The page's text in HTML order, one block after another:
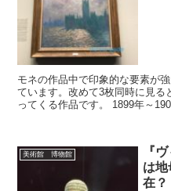
モネの作品中で印象的な要素が
ています。改めて3枚同時に見る
ってくる作品です。 1899年～
美術館 博物館
『
は
在？